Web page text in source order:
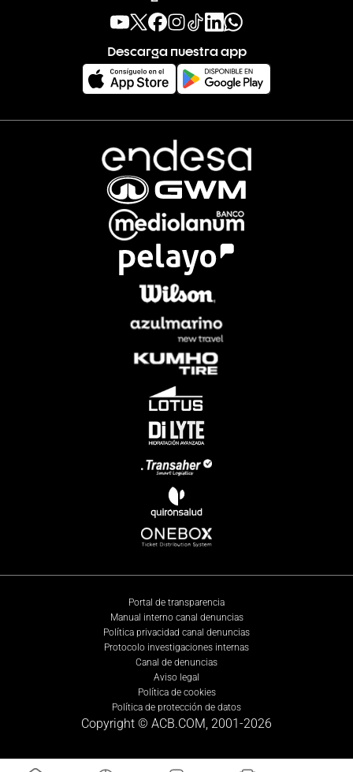
Descarga nuestra app
Portal de transparencia
Manual interno canal denuncias
Política privacidad canal denuncias
Protocolo investigaciones internas
Canal de denuncias
Aviso legal
Política de cookies
Política de protección de datos
Copyright © ACB.COM, 2001-2026